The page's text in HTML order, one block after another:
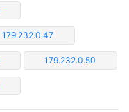
179.232.0.47
179.232.0.50